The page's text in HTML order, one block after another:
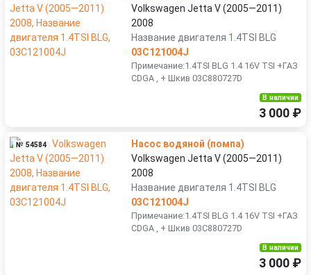
Volkswagen Jetta V (2005—2011)
2008
Название двигателя 1.4TSI BLG
03C121004J
Примечание:1.4TSI BLG 1.4 16V TSI +ГАЗ
CDGA , + Шкив 03C880727D
В наличии
3 000 ₽
№ 54584
Насос водяной (помпа)
Volkswagen Jetta V (2005—2011)
2008
Название двигателя 1.4TSI BLG
03C121004J
Примечание:1.4TSI BLG 1.4 16V TSI +ГАЗ
CDGA , + Шкив 03C880727D
В наличии
3 000 ₽